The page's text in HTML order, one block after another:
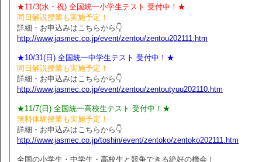
★11/3(水・祝) 全国統一小学生テスト 受付中！★
同日解説授業も実施予定！
詳細・お申込みはこちらから👇
http://www.jasmec.co.jp/event/zentou/zentou202111.htm
★10/31(日) 全国統一中学生テスト 受付中！★
同日解説授業も実施予定！
詳細・お申込みはこちらから👇
http://www.jasmec.co.jp/event/zentou/zentoutyuu202110.htm
★11/7(日) 全国統一高校生テスト 受付中！★
無料体験授業も実施予定！
詳細・お申込みはこちらから👇
http://www.jasmec.co.jp/toshin/event/zentoko/zentoko202111.htm
全国の小学生・中学生・高校生と競争できる絶好の機会！